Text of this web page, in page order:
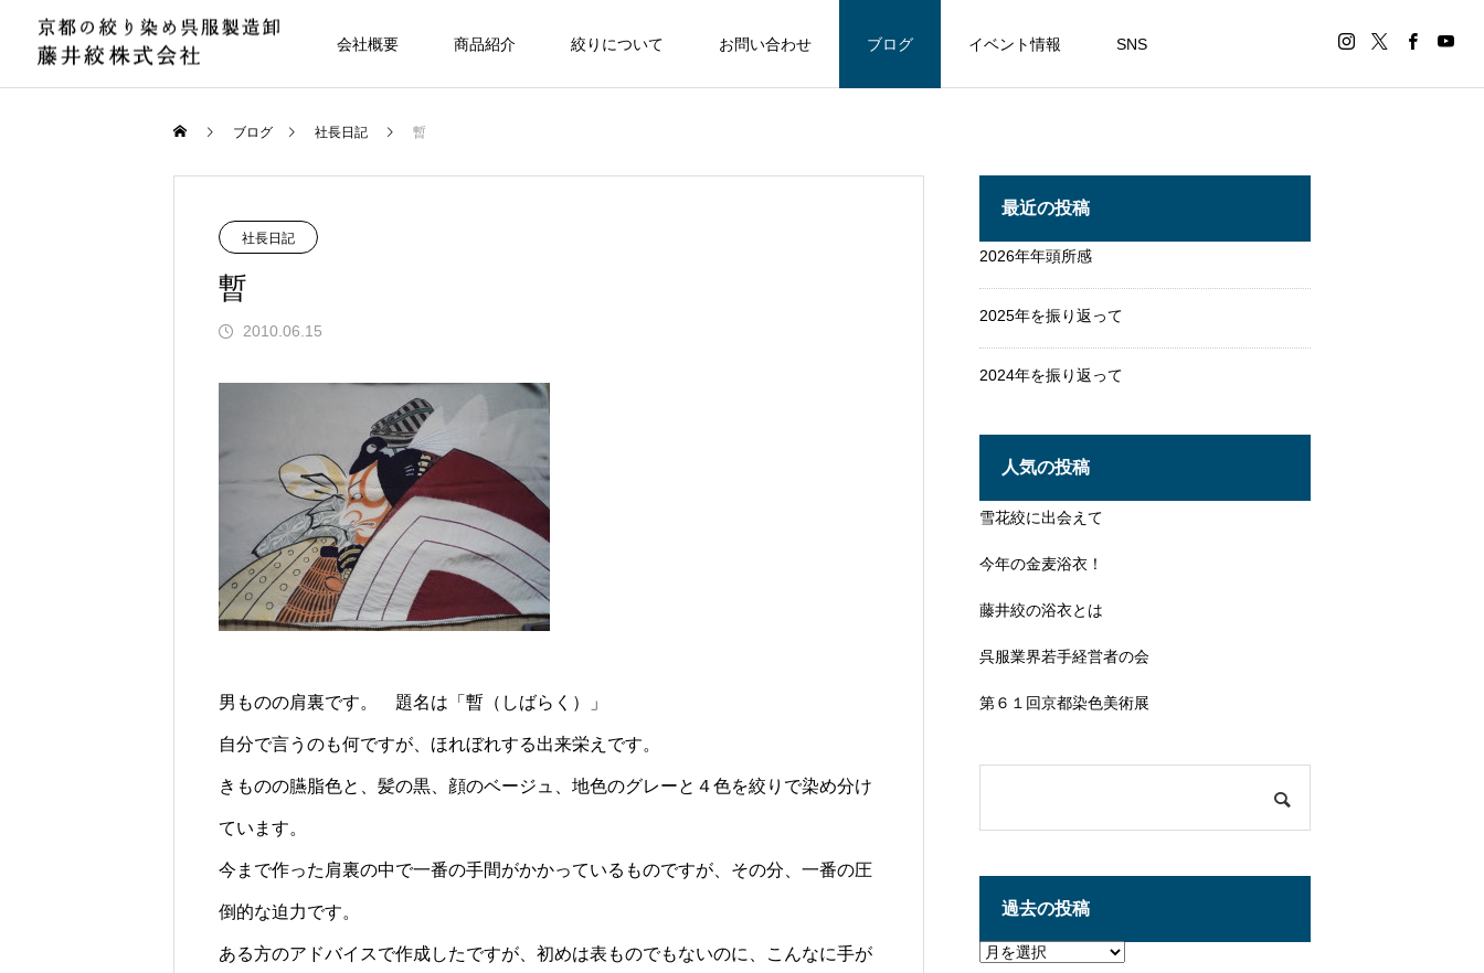
会社概要 商品紹介 絞りについて お問い合わせ ブログ イベント情報 SNS
ブログ 社長日記 暫
社長日記
暫
2010.06.15
男ものの肩裏です。 題名は「暫（しばらく）」
自分で言うのも何ですが、ほれぼれする出来栄えです。
きものの臙脂色と、髪の黒、顔のベージュ、地色のグレーと４色を絞りで染め分け
ています。
今まで作った肩裏の中で一番の手間がかかっているものですが、その分、一番の圧
倒的な迫力です。
ある方のアドバイスで作成したですが、初めは表ものでもないのに、こんなに手が
最近の投稿
2026年年頭所感
2025年を振り返って
2024年を振り返って
人気の投稿
雪花絞に出会えて
今年の金麦浴衣！
藤井絞の浴衣とは
呉服業界若手経営者の会
第６１回京都染色美術展
過去の投稿
過
去